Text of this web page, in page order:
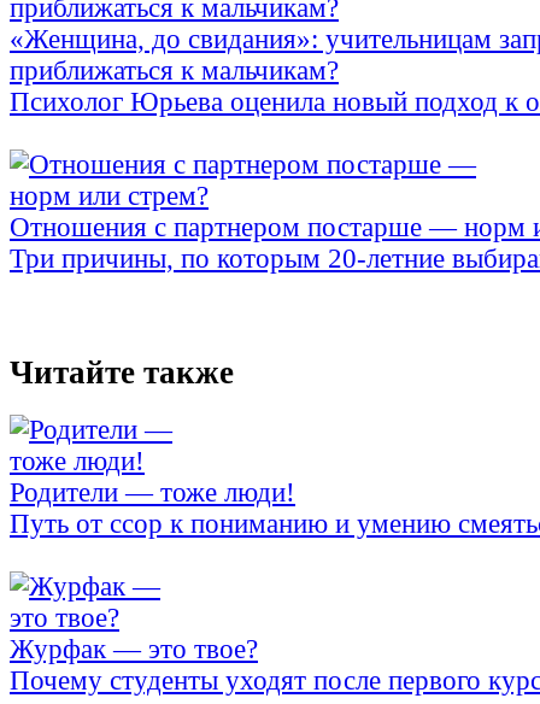
«Женщина, до свидания»: учительницам
приближаться к мальчикам?
Психолог Юрьева оценила новый подход к
Отношения с партнером постарше — норм
Три причины, по которым 20-летние
Читайте также
Родители — тоже люди!
Путь от ссор к пониманию и умению
Журфак — это твое?
Почему студенты уходят после первого